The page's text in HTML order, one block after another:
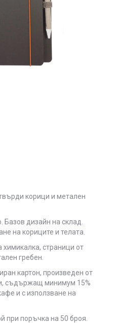
корици и метален
Базов дизайн на склад.
на кориците и телата.
химикалка, страници от
гребен.
картон, произведен от
съдържащ минимум 15%
и с използване на
при поръчка на 50 броя.